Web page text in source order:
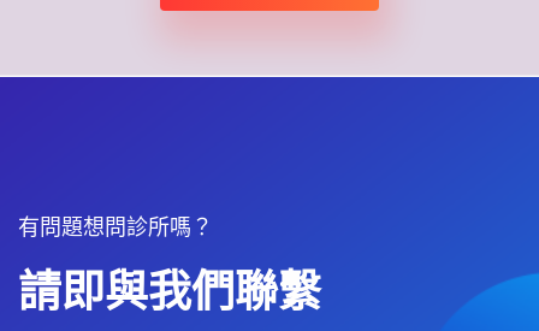
有問題想問診所嗎？
請即與我們聯繫